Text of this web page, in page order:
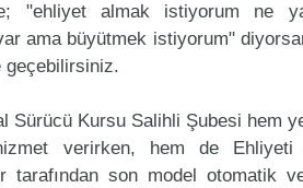
"ehliyet almak istiyorum ne
ama büyütmek istiyorum"
geçebilirsiniz.
Sürücü Kursu Salihli Şubesi hem
verirken, hem de
tarafından son model otomatik